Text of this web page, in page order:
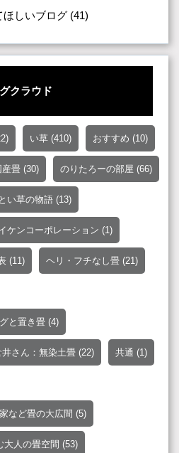
ほしいブログ (41)
クラウド
い草 (410) おすすめ (10)
産畳 (30) のりたろーの部屋 (66)
い草の物語 (13)
ケンコーポレーション (1)
(11) ヘリ・フチなし畳 (21)
と置き畳 (4)
井さん：無染土畳 (22) 共通 (1)
など畳の大広間 (5)
大人の畳空間 (53)